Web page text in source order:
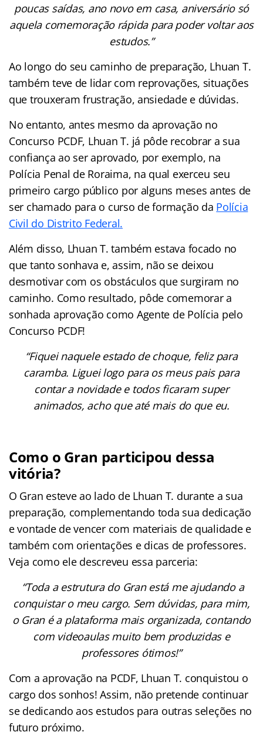
poucas saídas, ano novo em casa, aniversário só
aquela comemoração rápida para poder voltar aos
estudos.”
Ao longo do seu caminho de preparação, Lhuan T.
também teve de lidar com reprovações, situações
que trouxeram frustração, ansiedade e dúvidas.
No entanto, antes mesmo da aprovação no
Concurso PCDF, Lhuan T. já pôde recobrar a sua
confiança ao ser aprovado, por exemplo, na
Polícia Penal de Roraima, na qual exerceu seu
primeiro cargo público por alguns meses antes de
ser chamado para o curso de formação da Polícia
Civil do Distrito Federal.
Além disso, Lhuan T. também estava focado no
que tanto sonhava e, assim, não se deixou
desmotivar com os obstáculos que surgiram no
caminho. Como resultado, pôde comemorar a
sonhada aprovação como Agente de Polícia pelo
Concurso PCDF!
“Fiquei naquele estado de choque, feliz para
caramba. Liguei logo para os meus pais para
contar a novidade e todos ficaram super
animados, acho que até mais do que eu.
Como o Gran participou dessa
vitória?
O Gran esteve ao lado de Lhuan T. durante a sua
preparação, complementando toda sua dedicação
e vontade de vencer com materiais de qualidade e
também com orientações e dicas de professores.
Veja como ele descreveu essa parceria:
“Toda a estrutura do Gran está me ajudando a
conquistar o meu cargo. Sem dúvidas, para mim,
o Gran é a plataforma mais organizada, contando
com videoaulas muito bem produzidas e
professores ótimos!”
Com a aprovação na PCDF, Lhuan T. conquistou o
cargo dos sonhos! Assim, não pretende continuar
se dedicando aos estudos para outras seleções no
futuro próximo.